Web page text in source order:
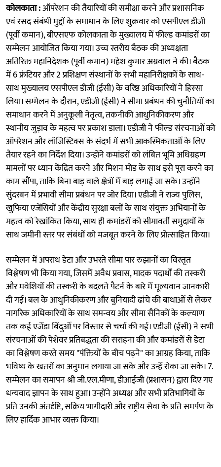
कोलकाता :ऑपरेशन की तैयारियों की समीक्षा करने और प्रशासनिक
एवं रसद संबंधी मुद्दों के समाधान के लिए शुक्रवार को एसपीएल डीजी
(पूर्वी कमान), बीएसएफ कोलकाता के मुख्यालय में फील्ड कमांडरों का
सम्मेलन आयोजित किया गया। उच्च स्तरीय बैठक की अध्यक्षता
अतिरिक्त महानिदेशक (पूर्वी कमान) महेश कुमार अग्रवाल ने की। बैठक
में 6 फ्रंटियर और 2 प्रशिक्षण संस्थानों के सभी महानिरीक्षकों के साथ-
साथ मुख्यालय एसपीएल डीजी (ईसी) के वरिष्ठ अधिकारियों ने हिस्सा
लिया। सम्मेलन के दौरान, एडीजी (ईसी) ने सीमा प्रबंधन की चुनौतियों का
समाधान करने में अनुकूली नेतृत्व, तकनीकी आधुनिकीकरण और
स्थानीय जुड़ाव के महत्व पर प्रकाश डाला। एडीजी ने फील्ड संरचनाओं को
ऑपरेशन और लॉजिस्टिक्स के संदर्भ में सभी आकस्मिकताओं के लिए
तैयार रहने का निर्देश दिया। उन्होंने कमांडरों को लंबित भूमि अधिग्रहण
मामलों पर ध्यान केंद्रित करने और मिशन मोड के साथ इसे पूरा करने का
काम सौंपा, ताकि बिना बाड़ वाले क्षेत्रों में बाड़ लगाई जा सके। उन्होंने
सुंदरबन में प्रभावी सीमा प्रबंधन पर जोर दिया। एडीजी ने राज्य पुलिस,
खुफिया एजेंसियों और केंद्रीय सुरक्षा बलों के साथ संयुक्त अभियानों के
महत्व को रेखांकित किया, साथ ही कमांडरों को सीमावर्ती समुदायों के
साथ जमीनी स्तर पर संबंधों को मजबूत करने के लिए प्रोत्साहित किया।
सम्मेलन में अपराध डेटा और उभरते सीमा पार रुझानों का विस्तृत
विश्लेषण भी किया गया, जिसमें अवैध प्रवास, मादक पदार्थों की तस्करी
और मवेशियों की तस्करी के बदलते पैटर्न के बारे में मूल्यवान जानकारी
दी गई। बल के आधुनिकीकरण और बुनियादी ढांचे की बाधाओं से लेकर
नागरिक अधिकारियों के साथ समन्वय और सीमा सैनिकों के कल्याण
तक कई एजेंडा बिंदुओं पर विस्तार से चर्चा की गई। एडीजी (ईसी) ने सभी
संरचनाओं की पेशेवर प्रतिबद्धता की सराहना की और कमांडरों से डेटा
का विश्लेषण करते समय "पंक्तियों के बीच पढ़ने" का आग्रह किया, ताकि
भविष्य के खतरों का अनुमान लगाया जा सके और उन्हें रोका जा सके। 7.
सम्मेलन का समापन श्री जी.एल.मीणा, डीआईजी (प्रशासन) द्वारा दिए गए
धन्यवाद ज्ञापन के साथ हुआ। उन्होंने अध्यक्ष और सभी प्रतिभागियों के
प्रति उनकी अंतर्दृष्टि, सक्रिय भागीदारी और राष्ट्रीय सेवा के प्रति समर्पण के
लिए हार्दिक आभार व्यक्त किया।